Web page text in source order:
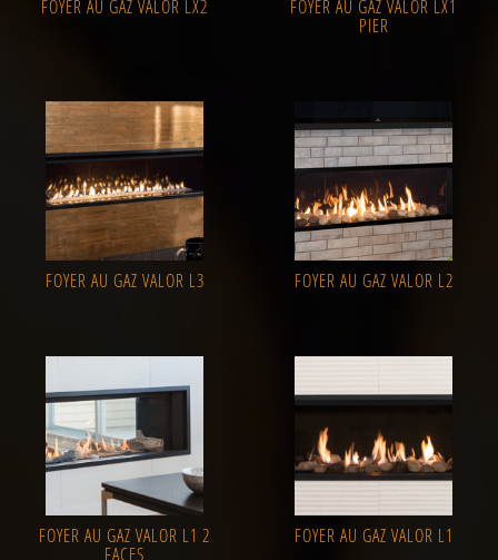
FOYER AU GAZ VALOR LX2 FOYER AU GAZ VALOR LX1
PIER
FOYER AU GAZ VALOR L3 FOYER AU GAZ VALOR L2
FOYER AU GAZ VALOR L1 2
FACES
FOYER AU GAZ VALOR L1